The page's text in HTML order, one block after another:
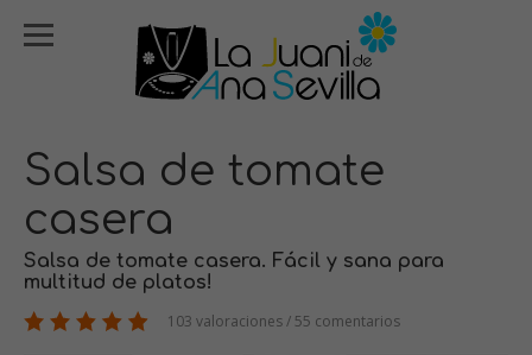
Salsa de tomate
casera
Salsa de tomate casera. Fácil y sana para
multitud de platos!
103 valoraciones / 55 comentarios